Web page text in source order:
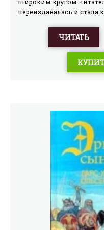
переиздавалась и
фольклора X. Хейл,
Лонгфелло, отмечает
слились воедино черты
Хайонваты,
(1818-1863) — вождь
проповедник и
источником для поэмы
легенды, впервые
американским
в книге"Algic Researches"
трудах.Существует
поэмы на английском
Longfellow. The Song of
Mifflin Company, 1883. В
изображением
ЧИТАТЬ